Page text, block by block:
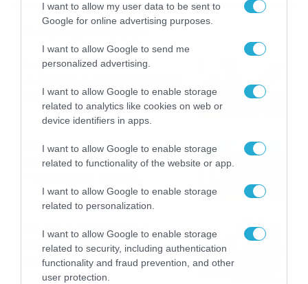
I want to allow my user data to be sent to
Google for online advertising purposes.
I want to allow Google to send me
personalized advertising.
I want to allow Google to enable storage
related to analytics like cookies on web or
device identifiers in apps.
I want to allow Google to enable storage
related to functionality of the website or app.
I want to allow Google to enable storage
related to personalization.
I want to allow Google to enable storage
related to security, including authentication
functionality and fraud prevention, and other
user protection.
Ροή Ειδήσεων
Εορτολόγιο 8-8: Ποιοι
Πολλά
08/08/2026 08:25
Πρεμιέρα στην Ολλανδία, την
Πορτογαλία και τη Β’
στοιχηματικές επιλογές από
το ΠΑΜΕ ΣΤΟΙΧΗΜΑ
07/08/2026 16:41
Καιρός 6-8: Ανεβαίνει η
θερμοκρασία, 40άρια το
Σαββατοκύριακο… (vid)
06/08/2026 22:00